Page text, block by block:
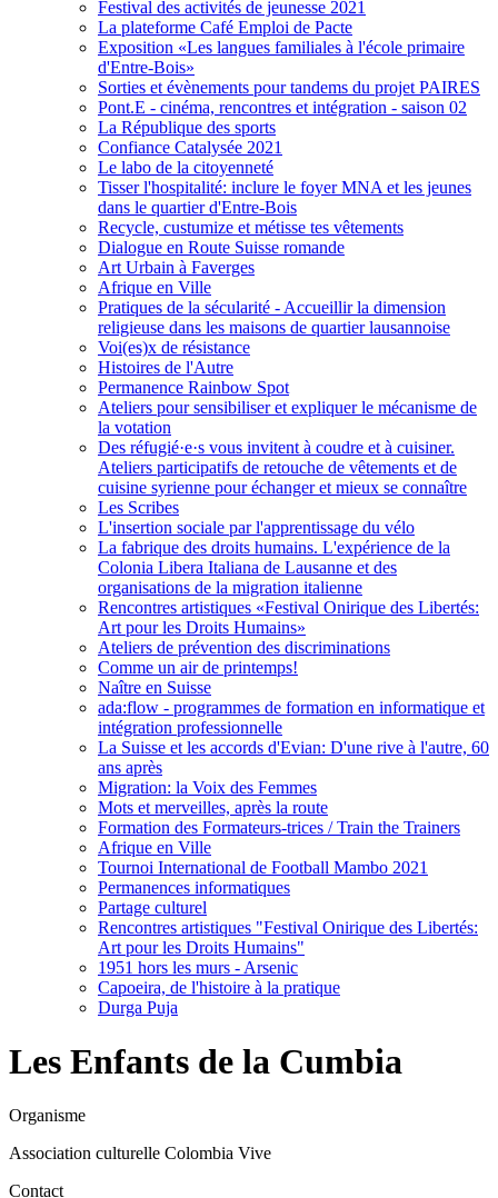
Festival des activités de jeunesse 2021
La plateforme Café Emploi de Pacte
Exposition «Les langues familiales à l'école primaire
d'Entre-Bois»
Sorties et évènements pour tandems du projet PAIRES
Pont.E - cinéma, rencontres et intégration - saison 02
La République des sports
Confiance Catalysée 2021
Le labo de la citoyenneté
Tisser l'hospitalité: inclure le foyer MNA et les jeunes
dans le quartier d'Entre-Bois
Recycle, custumize et métisse tes vêtements
Dialogue en Route Suisse romande
Art Urbain à Faverges
Afrique en Ville
Pratiques de la sécularité - Accueillir la dimension
religieuse dans les maisons de quartier lausannoise
Voi(es)x de résistance
Histoires de l'Autre
Permanence Rainbow Spot
Ateliers pour sensibiliser et expliquer le mécanisme de
la votation
Des réfugié·e·s vous invitent à coudre et à cuisiner.
Ateliers participatifs de retouche de vêtements et de
cuisine syrienne pour échanger et mieux se connaître
Les Scribes
L'insertion sociale par l'apprentissage du vélo
La fabrique des droits humains. L'expérience de la
Colonia Libera Italiana de Lausanne et des
organisations de la migration italienne
Rencontres artistiques «Festival Onirique des Libertés:
Art pour les Droits Humains»
Ateliers de prévention des discriminations
Comme un air de printemps!
Naître en Suisse
ada:flow - programmes de formation en informatique et
intégration professionnelle
La Suisse et les accords d'Evian: D'une rive à l'autre, 60
ans après
Migration: la Voix des Femmes
Mots et merveilles, après la route
Formation des Formateurs-trices / Train the Trainers
Afrique en Ville
Tournoi International de Football Mambo 2021
Permanences informatiques
Partage culturel
Rencontres artistiques "Festival Onirique des Libertés:
Art pour les Droits Humains"
1951 hors les murs - Arsenic
Capoeira, de l'histoire à la pratique
Durga Puja
Les Enfants de la Cumbia
Organisme
Association culturelle Colombia Vive
Contact